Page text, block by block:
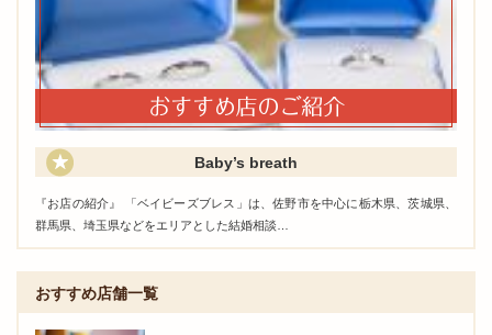
Baby’s breath
『お店の紹介』 「ベイビーズブレス」は、佐野市を中心に栃木県、茨城県、
群馬県、埼玉県などをエリアとした結婚相談…
おすすめ店舗一覧